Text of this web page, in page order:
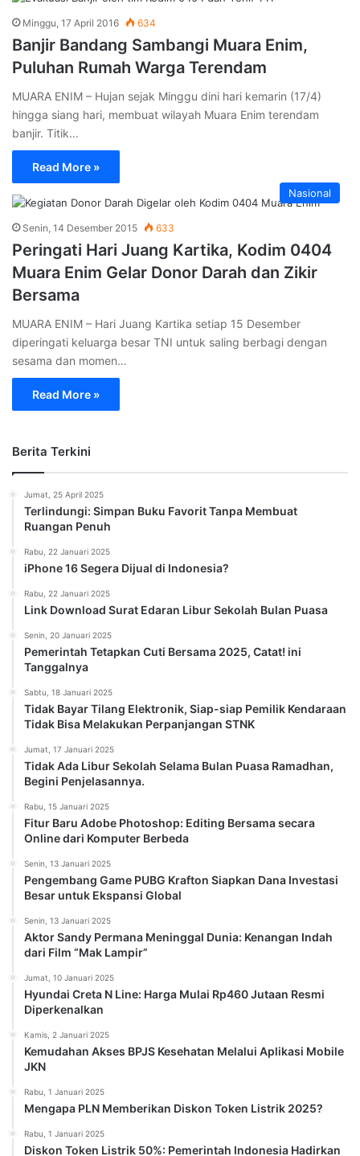
Minggu, 17 April 2016 634
Banjir Bandang Sambangi Muara Enim,
Puluhan Rumah Warga Terendam
MUARA ENIM – Hujan sejak Minggu dini hari kemarin (17/4)
hingga siang hari, membuat wilayah Muara Enim terendam
banjir. Titik…
Read More »
Nasional
Senin, 14 Desember 2015 633
Peringati Hari Juang Kartika, Kodim 0404
Muara Enim Gelar Donor Darah dan Zikir
Bersama
MUARA ENIM – Hari Juang Kartika setiap 15 Desember
diperingati keluarga besar TNI untuk saling berbagi dengan
sesama dan momen…
Read More »
Berita Terkini
Jumat, 25 April 2025
Terlindungi: Simpan Buku Favorit Tanpa Membuat
Ruangan Penuh
Rabu, 22 Januari 2025
iPhone 16 Segera Dijual di Indonesia?
Rabu, 22 Januari 2025
Link Download Surat Edaran Libur Sekolah Bulan Puasa
Senin, 20 Januari 2025
Pemerintah Tetapkan Cuti Bersama 2025, Catat! ini
Tanggalnya
Sabtu, 18 Januari 2025
Tidak Bayar Tilang Elektronik, Siap-siap Pemilik Kendaraan
Tidak Bisa Melakukan Perpanjangan STNK
Jumat, 17 Januari 2025
Tidak Ada Libur Sekolah Selama Bulan Puasa Ramadhan,
Begini Penjelasannya.
Rabu, 15 Januari 2025
Fitur Baru Adobe Photoshop: Editing Bersama secara
Online dari Komputer Berbeda
Senin, 13 Januari 2025
Pengembang Game PUBG Krafton Siapkan Dana Investasi
Besar untuk Ekspansi Global
Senin, 13 Januari 2025
Aktor Sandy Permana Meninggal Dunia: Kenangan Indah
dari Film “Mak Lampir”
Jumat, 10 Januari 2025
Hyundai Creta N Line: Harga Mulai Rp460 Jutaan Resmi
Diperkenalkan
Kamis, 2 Januari 2025
Kemudahan Akses BPJS Kesehatan Melalui Aplikasi Mobile
JKN
Rabu, 1 Januari 2025
Mengapa PLN Memberikan Diskon Token Listrik 2025?
Rabu, 1 Januari 2025
Diskon Token Listrik 50%: Pemerintah Indonesia Hadirkan